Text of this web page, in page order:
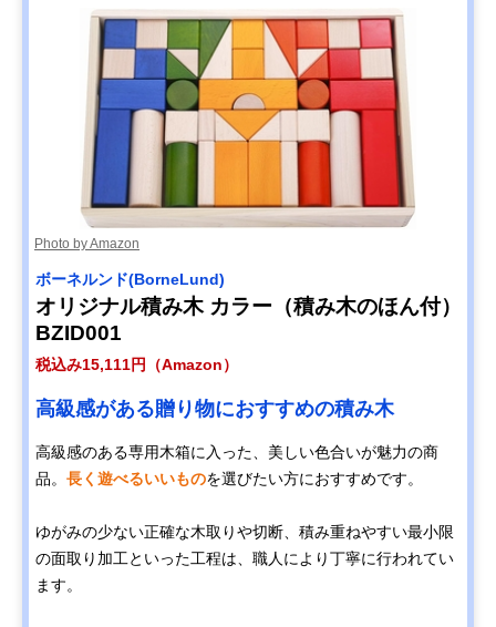
Photo by Amazon
ボーネルンド(BorneLund)
オリジナル積み木 カラー（積み木のほん付）
BZID001
税込み15,111円（Amazon）
高級感がある贈り物におすすめの積み木
高級感のある専用木箱に入った、美しい色合いが魅力の商
品。 長く遊べるいいものを選びたい方におすすめです。
ゆがみの少ない正確な木取りや切断、積み重ねやすい最小限
の面取り加工といった工程は、職人により丁寧に行われてい
ます。